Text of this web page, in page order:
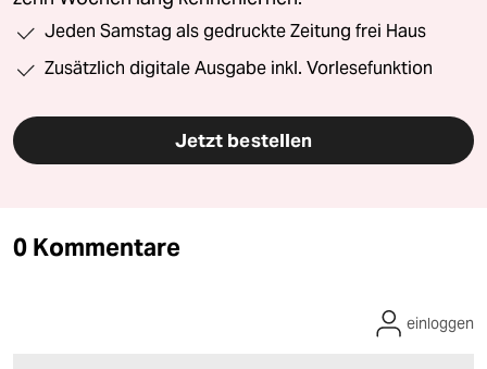
Jeden Samstag als gedruckte Zeitung frei Haus
Zusätzlich digitale Ausgabe inkl. Vorlesefunktion
Jetzt bestellen
0 Kommentare
einloggen